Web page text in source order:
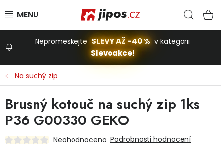
Stavba a dům
Nepromeškejte SLEVY AŽ -40 % v kategorii
Slevoakce!
Na suchý zip
Brusný kotouč na suchý zip 1ks
P36 G00330 GEKO
Neohodnoceno Podrobnosti hodnocení